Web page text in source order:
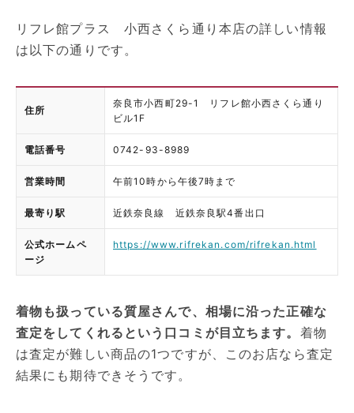
リフレ館プラス 小西さくら通り本店の詳しい情報
は以下の通りです。
住所
奈良市小西町29-1 リフレ館小西さくら通り
ビル1F
電話番号 0742-93-8989
営業時間 午前10時から午後7時まで
最寄り駅 近鉄奈良線 近鉄奈良駅4番出口
公式ホームペ
ージ
https://www.rifrekan.com/rifrekan.html
着物も扱っている質屋さんで、相場に沿った正確な
査定をしてくれるという口コミが目立ちます。 着物
は査定が難しい商品の1つですが、このお店なら査定
結果にも期待できそうです。